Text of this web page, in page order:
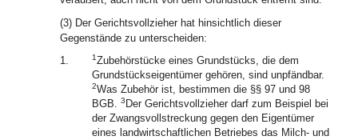
(3) Der Gerichtsvollzieher hat hinsichtlich dieser
Gegenstände zu unterscheiden:
1.
1Zubehörstücke eines Grundstücks, die dem
Grundstückseigentümer gehören, sind unpfändbar.
2Was Zubehör ist, bestimmen die §§ 97 und 98
BGB. 3 Der Gerichtsvollzieher darf zum Beispiel bei
der Zwangsvollstreckung gegen den Eigentümer
eines landwirtschaftlichen Betriebes das Milch- und